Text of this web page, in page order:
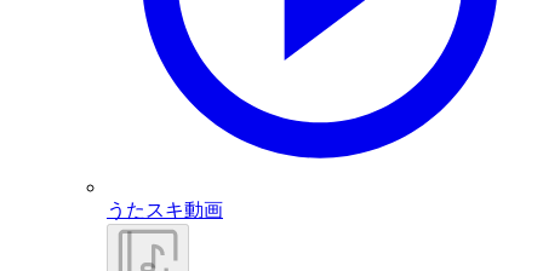
うたスキ動画